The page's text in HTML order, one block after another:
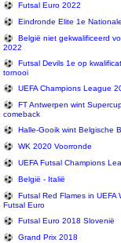
Futsal Euro 2022
Eindronde Elite 1e
België niet gekwalificeerd
2022
Futsal Devils 1e op
tornooi
UEFA Champions League
FT Antwerpen wint
comeback
Halle-Gooik wint Belgische
WK 2020 Voorronde
UEFA Futsal Champions
België - Italië
Futsal Red Flames in UEFA
Futsal Euro
Futsal Euro 2018 Slovenië
Grand Prix 2018